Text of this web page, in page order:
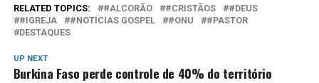
RELATED TOPICS: #ALCORÃO #CRISTÃOS
#DEUS
#IGREJA
#NOTÍCIAS GOSPEL #ONU
#PASTOR
DESTAQUES
UP NEXT
Burkina Faso perde controle de 40% do território